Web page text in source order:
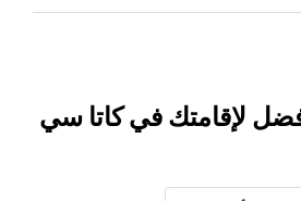
لإقامتك في كاتا سي